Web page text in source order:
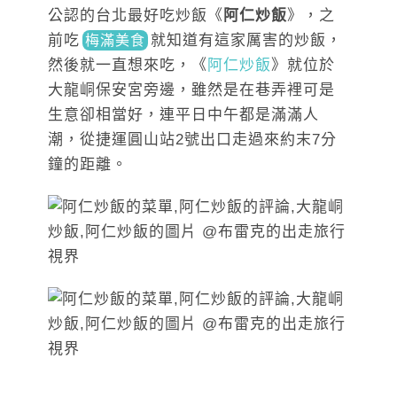
公認的台北最好吃炒飯《 阿仁炒飯》，之
前吃 梅滿美食 就知道有這家厲害的炒飯，
然後就一直想來吃，《 阿仁炒飯》就位於
大龍峒保安宮旁邊，雖然是在巷弄裡可是
生意卻相當好，連平日中午都是滿滿人
潮，從捷運圓山站2號出口走過來約末7分
鐘的距離。